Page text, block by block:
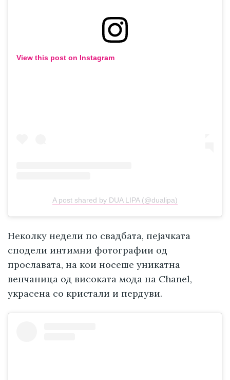
View this post on Instagram
A post shared by DUA LIPA (@dualipa)
Неколку недели по свадбата, пејачката
сподели интимни фотографии од
прославата, на кои носеше уникатна
венчаница од високата мода на Chanel,
украсена со кристали и пердуви.